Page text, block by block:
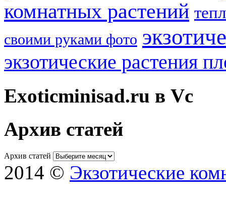
комнатных растений
своими руками фото
экзотические растения
Exoticminisad.ru в Vc
Архив статей
Архив статей
2014 © Экзотические